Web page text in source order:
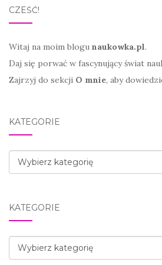
CZEŚĆ!
Witaj na moim blogu naukowka.pl.
Daj się porwać w fascynujący świat
Zajrzyj do sekcji O mnie, aby
KATEGORIE
Kategorie
KATEGORIE
Kategorie